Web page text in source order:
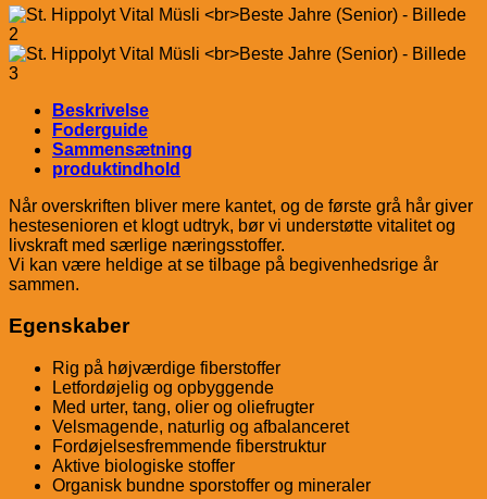
Beskrivelse
Foderguide
Sammensætning
produktindhold
Når overskriften bliver mere kantet, og de første grå hår giver
hestesenioren et klogt udtryk, bør vi understøtte vitalitet og
livskraft med særlige næringsstoffer.
Vi kan være heldige at se tilbage på begivenhedsrige år
sammen.
Egenskaber
Rig på højværdige fiberstoffer
Letfordøjelig og opbyggende
Med urter, tang, olier og oliefrugter
Velsmagende, naturlig og afbalanceret
Fordøjelsesfremmende fiberstruktur
Aktive biologiske stoffer
Organisk bundne sporstoffer og mineraler